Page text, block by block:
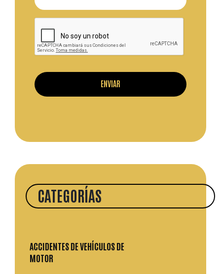
CATEGORÍAS
ACCIDENTES DE VEHÍCULOS DE
MOTOR